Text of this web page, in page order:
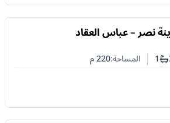
نصر – عباس العقاد
النوم
عدد الحمامات
1 المساحة:220م